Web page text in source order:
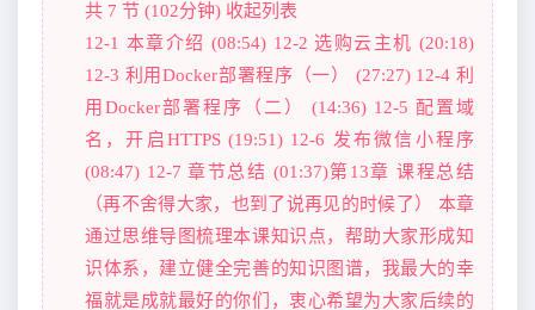
共 7 节 (102分钟) 收起列表
12-1 本章介绍 (08:54) 12-2 选购云主机 (20:18)
12-3 利用Docker部署程序（一） (27:27) 12-4 利
用Docker部署程序（二） (14:36) 12-5 配置域
名，开启HTTPS (19:51) 12-6 发布微信小程序
(08:47) 12-7 章节总结 (01:37)第13章 课程总结
（再不舍得大家，也到了说再见的时候了） 本章
通过思维导图梳理本课知识点，帮助大家形成知
识体系，建立健全完善的知识图谱，我最大的幸
福就是成就最好的你们，衷心希望为大家后续的